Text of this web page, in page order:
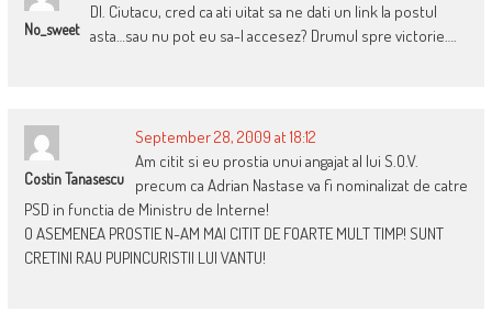
No_sweet
Dl. Ciutacu, cred ca ati uitat sa ne dati un link la postul
asta…sau nu pot eu sa-l accesez? Drumul spre victorie….
Costin Tanasescu
September 28, 2009 at 18:12
Am citit si eu prostia unui angajat al lui S.O.V.
precum ca Adrian Nastase va fi nominalizat de catre
PSD in functia de Ministru de Interne!
O ASEMENEA PROSTIE N-AM MAI CITIT DE FOARTE MULT TIMP! SUNT
CRETINI RAU PUPINCURISTII LUI VANTU!